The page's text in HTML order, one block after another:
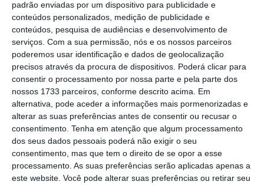
padrão enviadas por um dispositivo para publicidade e
conteúdos personalizados, medição de publicidade e
conteúdos, pesquisa de audiências e desenvolvimento de
serviços. Com a sua permissão, nós e os nossos parceiros
poderemos usar identificação e dados de geolocalização
precisos através da procura de dispositivos. Poderá clicar para
consentir o processamento por nossa parte e pela parte dos
nossos 1733 parceiros, conforme descrito acima. Em
alternativa, pode aceder a informações mais pormenorizadas e
alterar as suas preferências antes de consentir ou recusar o
consentimento. Tenha em atenção que algum processamento
dos seus dados pessoais poderá não exigir o seu
consentimento, mas que tem o direito de se opor a esse
processamento. As suas preferências serão aplicadas apenas a
este website. Você pode alterar suas preferências ou retirar seu